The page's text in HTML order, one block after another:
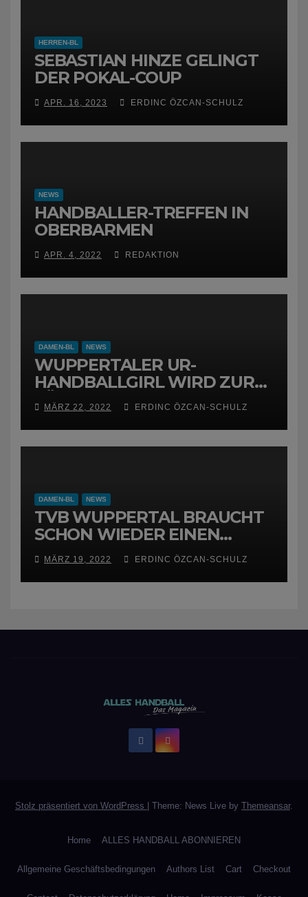
HERREN-BL
SEBASTIAN HINZE GELINGT
DER POKAL-COUP
APR. 16, 2023 ERDINC ÖZCAN-SCHULZ
NEWS
HANDBALLER-TREFFEN IN
OBERBARMEN
APR. 4, 2022 REDAKTION
DAMEN-BL NEWS
WUPPERTALER UR-
HANDBALLGIRL WIRD ZUR
FÜCHSIN
MÄRZ 22, 2022 ERDINC ÖZCAN-SCHULZ
DAMEN-BL NEWS
TVB WUPPERTAL BRAUCHT
SCHON WIEDER EINEN
NEUEN TRAINER
MÄRZ 19, 2022 ERDINC ÖZCAN-SCHULZ
Stolz präsentiert von WordPress Theme: News Live by Themeansar.
Home ALLES HANDBALL ABONNIEREN
Allgemeine Geschäftsbedingungen Authors List Cart Checkout